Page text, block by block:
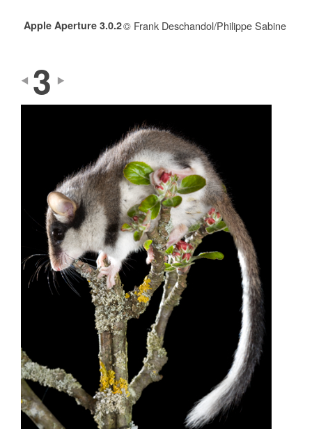
Apple Aperture 3.0.2© Frank Deschandol/Philippe Sabine
3